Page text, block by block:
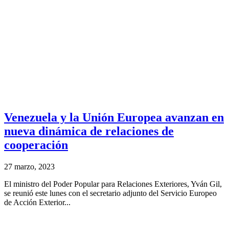
Venezuela y la Unión Europea avanzan en
nueva dinámica de relaciones de
cooperación
27 marzo, 2023
El ministro del Poder Popular para Relaciones Exteriores, Yván Gil,
se reunió este lunes con el secretario adjunto del Servicio Europeo
de Acción Exterior...